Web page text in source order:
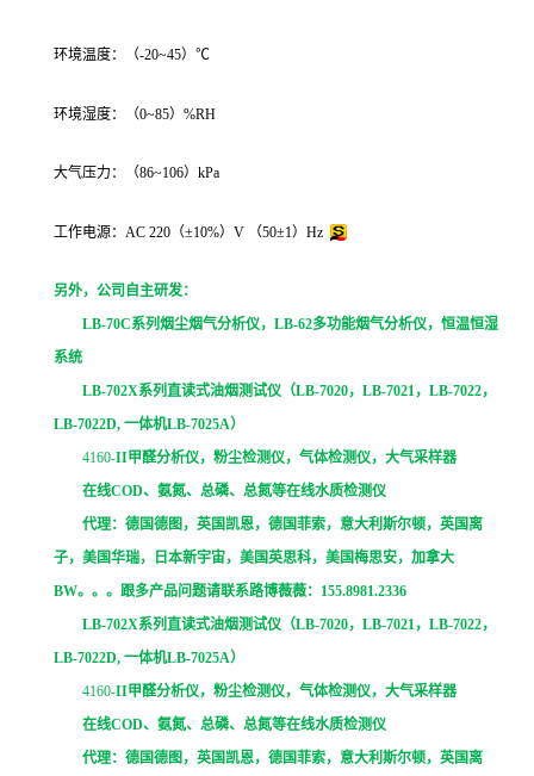
环境温度：（-20~45）℃
环境湿度：（0~85）%RH
大气压力：（86~106）kPa
工作电源：AC 220（±10%）V （50±1）Hz
另外，公司自主研发：
LB-70C系列烟尘烟气分析仪， LB-62多功能烟气分析仪，恒温恒湿
系统
LB-702X系列直读式油烟测试仪（LB-7020， LB-7021， LB-7022，
LB-7022D, 一体机LB-7025A）
4160-II甲醛分析仪，粉尘检测仪，气体检测仪，大气采样器
在线COD、氨氮、总磷、总氮等在线水质检测仪
代理：德国德图，英国凯恩，德国菲索，意大利斯尔顿，英国离
子，美国华瑞，日本新宇宙，美国英思科，美国梅思安，加拿大
BW。。。跟多产品问题请联系路博薇薇： 155.8981.2336
LB-702X系列直读式油烟测试仪（LB-7020， LB-7021， LB-7022，
LB-7022D, 一体机LB-7025A）
4160-II甲醛分析仪，粉尘检测仪，气体检测仪，大气采样器
在线COD、氨氮、总磷、总氮等在线水质检测仪
代理：德国德图，英国凯恩，德国菲索，意大利斯尔顿，英国离